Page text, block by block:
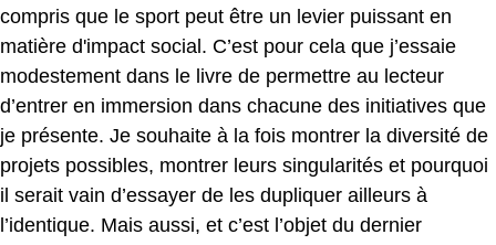
compris que le sport peut être un levier puissant en
matière d'impact social. C’est pour cela que j’essaie
modestement dans le livre de permettre au lecteur
d’entrer en immersion dans chacune des initiatives que
je présente. Je souhaite à la fois montrer la diversité de
projets possibles, montrer leurs singularités et pourquoi
il serait vain d’essayer de les dupliquer ailleurs à
l’identique. Mais aussi, et c’est l’objet du dernier